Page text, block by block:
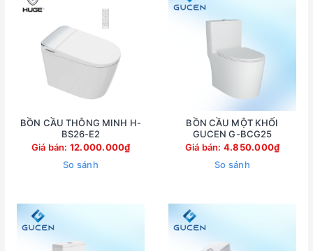
BỒN CẦU THÔNG MINH H-
BS26-E2
Giá bán: 12.000.000₫
So sánh
BỒN CẦU MỘT KHỐI
GUCEN G-BCG25
Giá bán: 4.850.000₫
So sánh